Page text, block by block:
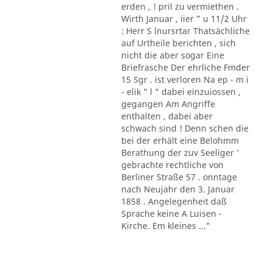
erden , ! pril zu vermiethen .
Wirth Januar , iier " u 11/2 Uhr
: Herr S lnursrtar Thatsächliche
auf Urtheile berichten , sich
nicht die aber sogar Eine
Briefrasche Der ehrliche Fmder
15 Sgr . ist verloren Na ep - m i
- elik " l " dabei einzuiossen ,
gegangen Am Angriffe
enthalten , dabei aber
schwach sind ! Denn schen die
bei der erhält eine Belohmm
Berathung der zuv Seeliger '
gebrachte rechtliche von
Berliner Straße 57 . onntage
nach Neujahr den 3. Januar
1858 . Angelegenheit daß
Sprache keine A Luisen -
Kirche. Em kleines ..."